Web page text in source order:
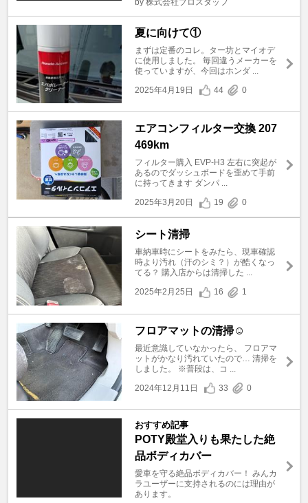
夏に向けて①
まずは定番のコレ。ター坊とマイオデ
に使用しました。 毎回違うメーカーを
使っていますが、今回はホンダ ...
2025年4月19日
44 0
エアコンフィルター交換 207
469km
フィルター購入 EVP-H3 左右に突起が
あるのでダッシュボードを歪めて手前
に持ってきます ダンパ ...
2025年3月20日
19 0
シート清掃
車納車時にシートをみたら、現車確認
時より汚れ（汗のシミ？）が酷くなっ
てる？ 購入店からは清掃した ...
2025年2月25日
16 1
フロアマットの清掃☺️
最近意識していなかったら、 フロアマ
ットがかなり汚れていたので… 清掃を
しました。 ※普段は、コ ...
2024年12月11日
33 0
おすすめ記事
POTY殿堂入りも果たした絶
品ボディカバー
愛車を守る絶品ボディカバー！ みんカ
ラユーザーに支持されるのには理由が
あります。